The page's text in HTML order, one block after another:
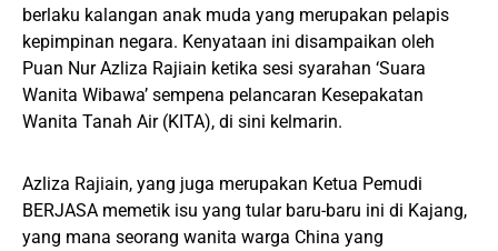
berlaku kalangan anak muda yang merupakan pelapis
kepimpinan negara. Kenyataan ini disampaikan oleh
Puan Nur Azliza Rajiain ketika sesi syarahan ‘Suara
Wanita Wibawa’ sempena pelancaran Kesepakatan
Wanita Tanah Air (KITA), di sini kelmarin.
Azliza Rajiain, yang juga merupakan Ketua Pemudi
BERJASA memetik isu yang tular baru-baru ini di Kajang,
yang mana seorang wanita warga China yang